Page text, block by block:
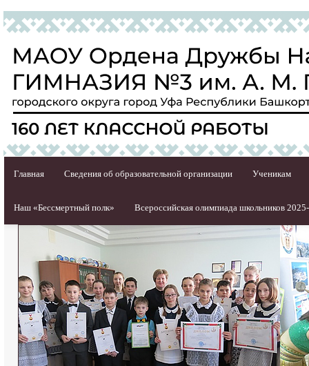
Главная Сведения об образовательной организации Ученикам
Наш «Бессмертный полк» Всероссийская олимпиада школьников